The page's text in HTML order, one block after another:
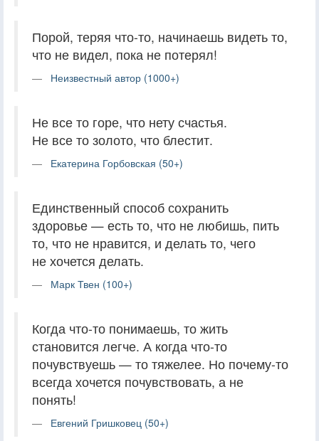
Порой, теряя что-то, начинаешь видеть то,
что не видел, пока не потерял!
Неизвестный автор (1000+)
Не все то горе, что нету счастья.
Не все то золото, что блестит.
Екатерина Горбовская (50+)
Единственный способ сохранить
здоровье — есть то, что не любишь, пить
то, что не нравится, и делать то, чего
не хочется делать.
Марк Твен (100+)
Когда что-то понимаешь, то жить
становится легче. А когда что-то
почувствуешь — то тяжелее. Но почему-то
всегда хочется почувствовать, а не
понять!
Евгений Гришковец (50+)